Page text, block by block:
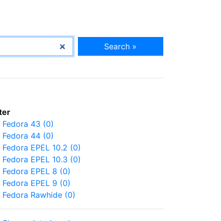
Search »
Fedora 43 (0)
Fedora 44 (0)
Fedora EPEL 10.2 (0)
Fedora EPEL 10.3 (0)
Fedora EPEL 8 (0)
Fedora EPEL 9 (0)
Fedora Rawhide (0)